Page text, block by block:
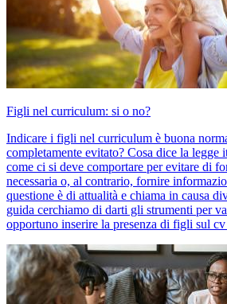
Figli nel curriculum: si o no?
Indicare i figli nel curriculum è buona
completamente evitato? Cosa dice la legge
come ci si deve comportare per evitare di
necessaria o, al contrario, fornire
questione è di attualità e chiama in causa
guida cerchiamo di darti gli strumenti per
opportuno inserire la presenza di figli sul